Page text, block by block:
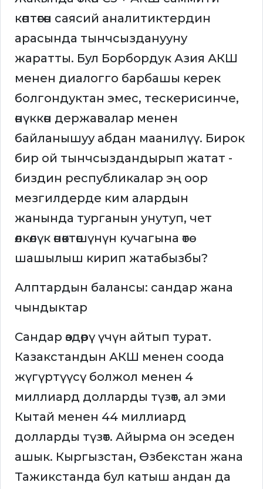
көптөгөн саясий аналитиктердин
арасында тынчсызданууну
жаратты. Бул Борбордук Азия АКШ
менен диалогго барбашы керек
болгондуктан эмес, тескерисинче,
өнүккөн державалар менен
байланышуу абдан маанилүү. Бирок
бир ой тынчсыздандырып жатат -
биздин республикалар эң оор
мезгилдерде ким алардын
жанында турганын унутуп, чет
өлкөлүк өнөктөшүнүн кучагына өтө
шашылыш кирип жатабызбы?
Алптардын балансы: сандар жана
чындыктар
Сандар өздөрү үчүн айтып турат.
Казакстандын АКШ менен соода
жүгүртүүсү болжол менен 4
миллиард долларды түзөт, ал эми
Кытай менен 44 миллиард
долларды түзөт. Айырма он эседен
ашык. Кыргызстан, Өзбекстан жана
Тажикстанда бул катыш андан да